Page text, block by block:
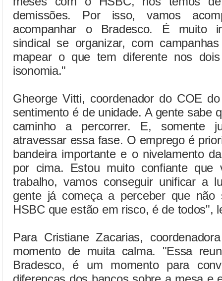
demissões. Por isso, vamos
acompanhar o Bradesco. É muito
sindical se organizar, com
mapear o que tem diferente nos
isonomia."
Gheorge Vitti, coordenador do COE
sentimento é de unidade. A gente sabe
caminho a percorrer. E, somente
atravessar essa fase. O emprego é
bandeira importante e o nivelamento
por cima. Estou muito confiante que
trabalho, vamos conseguir unificar a
gente já começa a perceber que
HSBC que estão em risco, é de todos",
Para Cristiane Zacarias,
momento de muita calma. "Essa
Bradesco, é um momento para